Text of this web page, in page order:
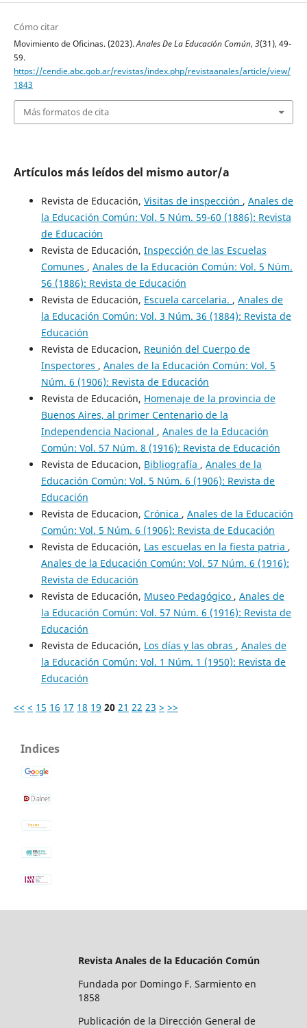
Cómo citar
Movimiento de Oficinas. (2023).Anales De La Educación Común, 3(31), 49-
59.
https://cendie.abc.gob.ar/revistas/index.php/revistaanales/article/view/
1843
Más formatos de cita
Artículos más leídos del mismo autor/a
Revista de Educación, Visitas de inspección , Anales de
la Educación Común: Vol. 5 Núm. 59-60 (1886): Revista
de Educación
Revista de Educación, Inspección de las Escuelas
Comunes , Anales de la Educación Común: Vol. 5 Núm.
56 (1886): Revista de Educación
Revista de Educación, Escuela carcelaria. , Anales de
la Educación Común: Vol. 3 Núm. 36 (1884): Revista de
Educación
Revista de Educacion, Reunión del Cuerpo de
Inspectores , Anales de la Educación Común: Vol. 5
Núm. 6 (1906): Revista de Educación
Revista de Educación, Homenaje de la provincia de
Buenos Aires, al primer Centenario de la
Independencia Nacional , Anales de la Educación
Común: Vol. 57 Núm. 8 (1916): Revista de Educación
Revista de Educacion, Bibliografía , Anales de la
Educación Común: Vol. 5 Núm. 6 (1906): Revista de
Educación
Revista de Educacion, Crónica , Anales de la Educación
Común: Vol. 5 Núm. 6 (1906): Revista de Educación
Revista de Educación, Las escuelas en la fiesta patria ,
Anales de la Educación Común: Vol. 57 Núm. 6 (1916):
Revista de Educación
Revista de Educación, Museo Pedagógico , Anales de
la Educación Común: Vol. 57 Núm. 6 (1916): Revista de
Educación
Revista de Educación, Los días y las obras , Anales de
la Educación Común: Vol. 1 Núm. 1 (1950): Revista de
Educación
<< < 15 16 17 18 19 20 21 22 23 > >>
Indices
Revista Anales de la Educación Común
Fundada por Domingo F. Sarmiento en
1858
Publicación de la Dirección General de